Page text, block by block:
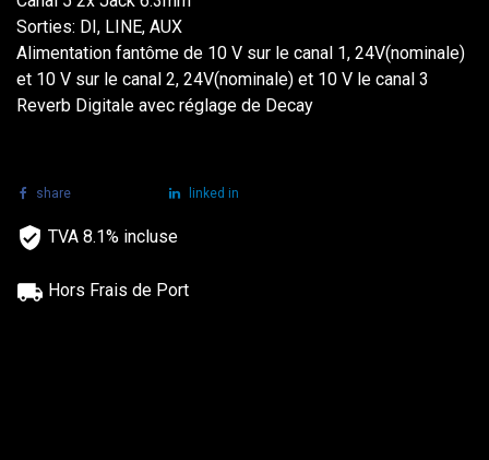
Sorties: DI, LINE, AUX
Alimentation fantôme de 10 V sur le canal 1, 24V(nominale)
et 10 V sur le canal 2, 24V(nominale) et 10 V le canal 3
Reverb Digitale avec réglage de Decay
share linked in
TVA 8.1% incluse
Hors Frais de Port